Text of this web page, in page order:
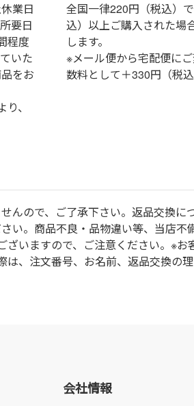
業日
要日
程度
いた
をお
、
全国一律220円（税込）
込）以上ご購入された場
します。
※メール便から宅配便に
数料として＋330円（税
んので、ご了承下さい。返品交換
い。商品不良・品物違い等、当店不
いますので、ご注意ください。※
、注文番号、お名前、返品交換の理
会社情報